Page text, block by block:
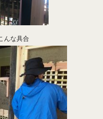
んな具合